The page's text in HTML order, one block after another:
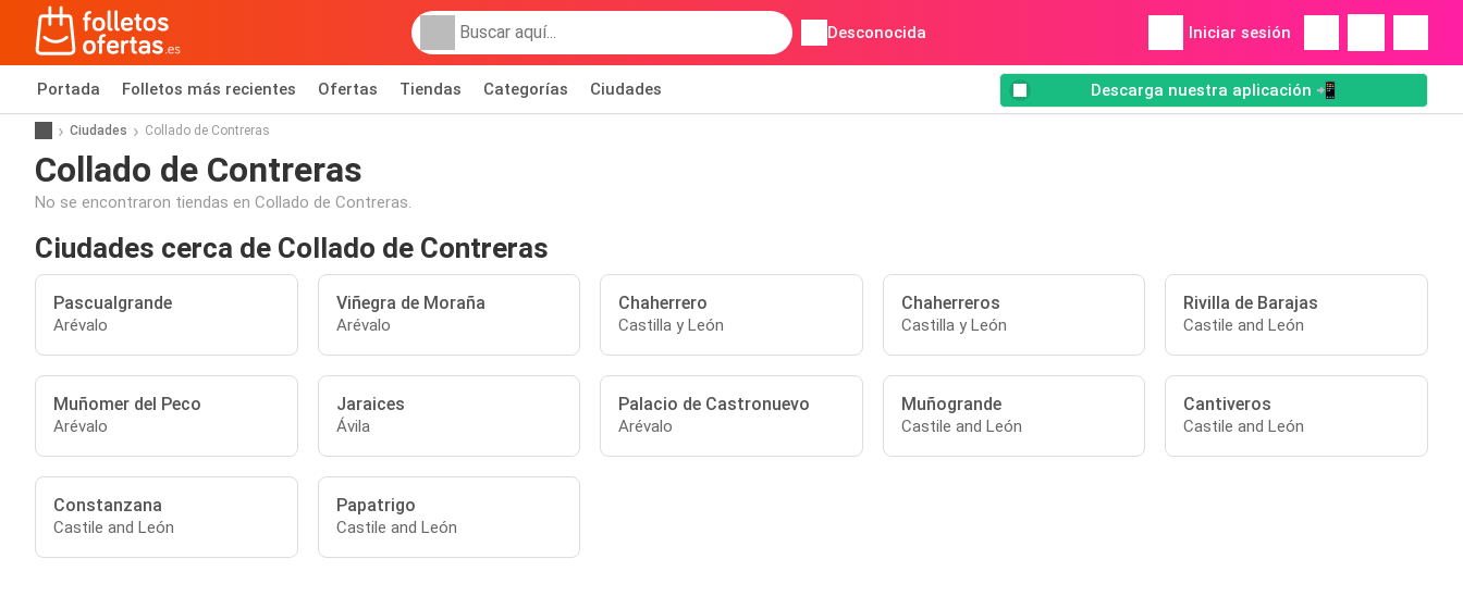
Desconocida Iniciar sesión
Portada Folletos más recientes Ofertas Tiendas Categorías Ciudades Descarga nuestra aplicación 📲
Ciudades Collado de Contreras
Collado de Contreras
No se encontraron tiendas en Collado de Contreras.
Ciudades cerca de Collado de Contreras
Pascualgrande
Arévalo
Viñegra de Moraña
Arévalo
Chaherrero
Castilla y León
Chaherreros
Castilla y León
Rivilla de Barajas
Castile and León
Muñomer del Peco
Arévalo
Jaraices
Ávila
Palacio de Castronuevo
Arévalo
Muñogrande
Castile and León
Cantiveros
Castile and León
Constanzana
Castile and León
Papatrigo
Castile and León